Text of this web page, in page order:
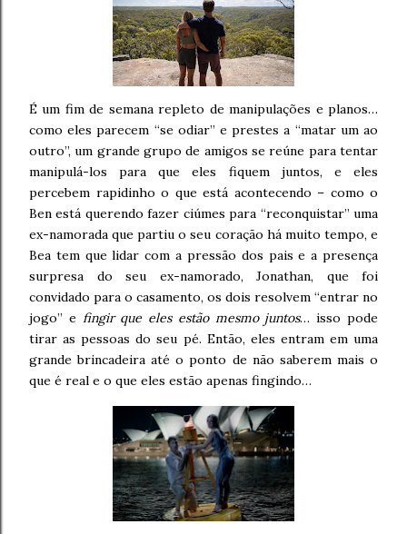
É um fim de semana repleto de manipulações e planos…
como eles parecem “se odiar” e prestes a “matar um ao
outro”, um grande grupo de amigos se reúne para tentar
manipulá-los para que eles fiquem juntos, e eles
percebem rapidinho o que está acontecendo – como o
Ben está querendo fazer ciúmes para “reconquistar” uma
ex-namorada que partiu o seu coração há muito tempo, e
Bea tem que lidar com a pressão dos pais e a presença
surpresa do seu ex-namorado, Jonathan, que foi
convidado para o casamento, os dois resolvem “entrar no
jogo” e fingir que eles estão mesmo juntos… isso pode
tirar as pessoas do seu pé. Então, eles entram em uma
grande brincadeira até o ponto de não saberem mais o
que é real e o que eles estão apenas fingindo…